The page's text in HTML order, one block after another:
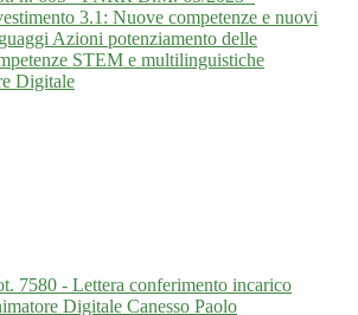
3.1: Nuove competenze e nuovi
Azioni potenziamento delle
STEM e multilinguistiche
Digitale
7580 - Lettera conferimento incarico
Digitale Canesso Paolo